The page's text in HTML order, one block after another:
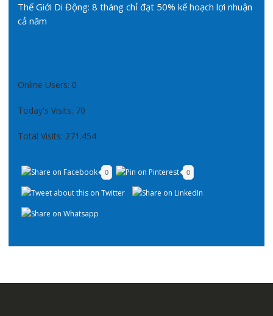
Thế Giới Di Động: 8 tháng chỉ đạt 50% kế hoạch lợi nhuận
cả năm
Online Users: 0
Today's Visits: 70
Total Visits: 271.454
0 0